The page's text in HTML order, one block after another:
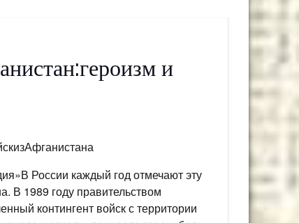
и
России каждый год отмечают эту
В 1989 году правительством
контингент войск с территории